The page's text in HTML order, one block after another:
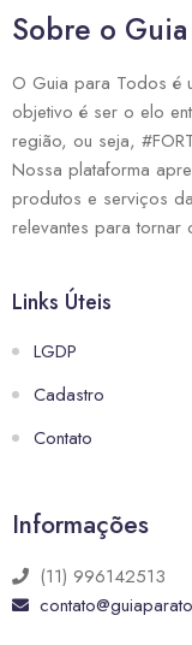
Sobre o Guia
O Guia para Todos é
objetivo é ser o elo
região, ou seja,
Nossa plataforma
produtos e serviços
relevantes para
Links Úteis
LGDP
Cadastro
Contato
Informações
(11) 996142513